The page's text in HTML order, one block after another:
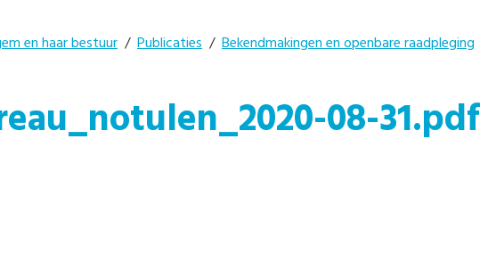
en haar bestuur / Publicaties / Bekendmakingen en openbare raadpleging
08-31.pdf